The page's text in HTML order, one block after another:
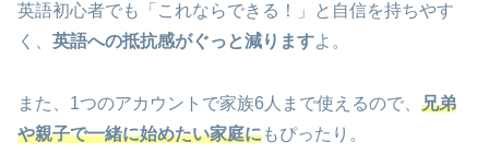
英語初心者でも「これならできる！」と自信を持ちやす
く、 英語への抵抗感がぐっと減りますよ。
また、1つのアカウントで家族6人まで使えるので、 兄弟
や親子で一緒に始めたい家庭にもぴったり。